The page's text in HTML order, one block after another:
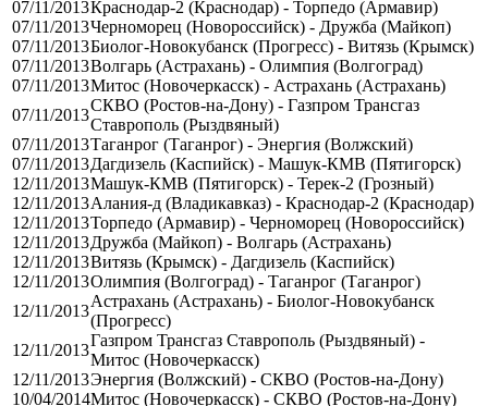
07/11/2013Краснодар-2 (Краснодар) - Торпедо (Армавир)
07/11/2013Черноморец (Новороссийск) - Дружба (Майкоп)
07/11/2013Биолог-Новокубанск (Прогресс) - Витязь (Крымск)
07/11/2013Волгарь (Астрахань) - Олимпия (Волгоград)
07/11/2013Митос (Новочеркасск) - Астрахань (Астрахань)
07/11/2013
СКВО (Ростов-на-Дону) - Газпром Трансгаз
Ставрополь (Рыздвяный)
07/11/2013Таганрог (Таганрог) - Энергия (Волжский)
07/11/2013Дагдизель (Каспийск) - Машук-КМВ (Пятигорск)
12/11/2013Машук-КМВ (Пятигорск) - Терек-2 (Грозный)
12/11/2013Алания-д (Владикавказ) - Краснодар-2 (Краснодар)
12/11/2013Торпедо (Армавир) - Черноморец (Новороссийск)
12/11/2013Дружба (Майкоп) - Волгарь (Астрахань)
12/11/2013Витязь (Крымск) - Дагдизель (Каспийск)
12/11/2013Олимпия (Волгоград) - Таганрог (Таганрог)
12/11/2013
Астрахань (Астрахань) - Биолог-Новокубанск
(Прогресс)
12/11/2013
Газпром Трансгаз Ставрополь (Рыздвяный) -
Митос (Новочеркасск)
12/11/2013Энергия (Волжский) - СКВО (Ростов-на-Дону)
10/04/2014Митос (Новочеркасск) - СКВО (Ростов-на-Дону)